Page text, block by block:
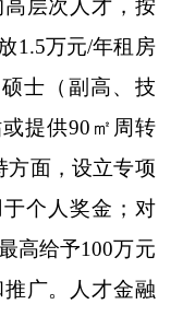
层次人才，按
1.5万元/年租房
士（副高、技
提供90㎡周转
方面，设立专项
个人奖金；对
高给予100万元
广。人才金融